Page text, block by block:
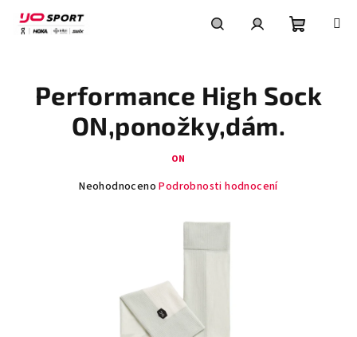
obsah
košík
Performance High Sock
ON,ponožky,dám.
ON
Průměrné
hvězdiček.
Neohodnoceno Podrobnosti hodnocení